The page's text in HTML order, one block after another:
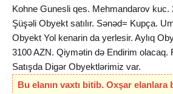
Kohne Gunesli qes. Mehmandarov kuc.
Şüşəli Obyekt satılır. Sənəd= Kupça.
Obyekt Yol kenarin da yerlesir. Aylıq
3100 AZN. Qiymətin də Endirim olacaq.
Satışda Digər Obyektlərimiz var.
Bu elanın vaxtı bitib. Oxşar elanlara